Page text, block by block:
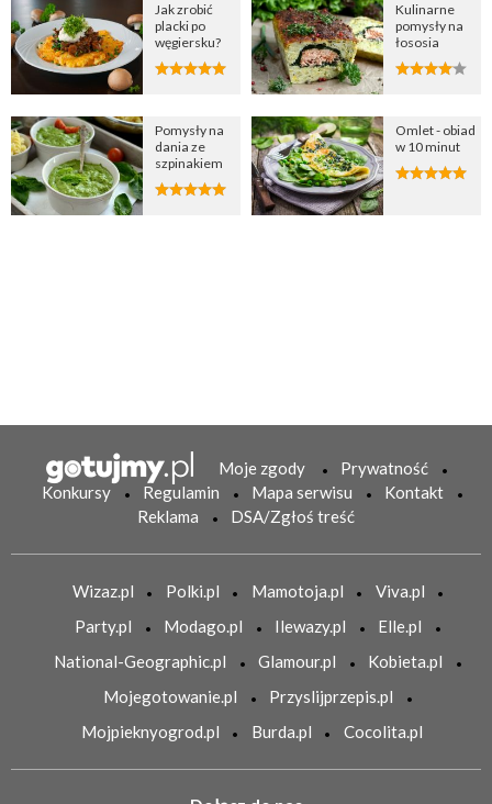
Jak zrobić
placki po
węgiersku?
Pomysły na
dania ze
szpinakiem
Kulinarne
pomysły na
łososia
Omlet - obiad
w 10 minut
Moje zgody
Prywatność
Konkursy
Regulamin Mapa serwisu
Kontakt
Reklama
DSA/Zgłoś treść
Wizaz.pl Polki.pl Mamotoja.pl
Viva.pl
Party.pl
Modago.pl Ilewazy.pl
Elle.pl
National-Geographic.pl
Glamour.pl
Kobieta.pl
Mojegotowanie.pl
Przyslijprzepis.pl
Mojpieknyogrod.pl
Burda.pl Cocolita.pl